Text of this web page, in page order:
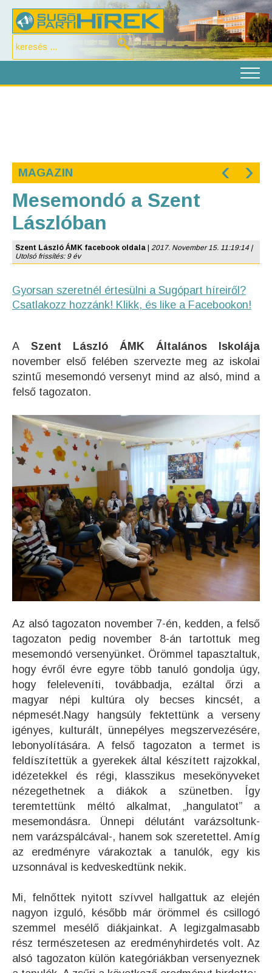
MAGAZIN ‹ ›
Mesemondó a Szent
Lászlóban
Szent László ÁMK facebook oldala
2017. November 15. 11:19:14 |
Utolsó frissítés: 9 év
Gyorsan szeretnél értesülni a Sugópart híreiről?
Csatlakozz hozzánk! Klikk, és like a Facebookon!
A Szent László ÁMK Általános Iskolája
november első felében szervezte meg az iskolai
szintű mesemondó versenyt mind az alsó, mind a
felső tagozaton.
Az alsó tagozaton november 7-én, kedden, a felső
tagozaton pedig november 8-án tartottuk meg
mesemondó versenyünket. Örömmel tapasztaltuk,
hogy évről évre egyre több tanuló gondolja úgy,
hogy feleleveníti, továbbadja, ezáltal őrzi a
magyar népi kultúra oly becses kincsét, a
népmesét.Nagy hangsúly fektettünk a verseny
igényes, kulturált, ünnepélyes megszervezésére,
lebonyolítására. A felső tagozaton a termet is
feldíszítettük a gyerekek által készített rajzokkal,
idézetekkel és régi, klasszikus mesekönyveket
nézegethetnek a diákok a szünetben. Így
teremtettünk méltó alkalmat, „hangulatot” a
mesemondásra. Ünnepi délutánt varázsoltunk-
nem varázspálcával-, hanem sok szeretettel. Amíg
az eredményre várakoztak a tanulók, egy kis
uzsonnával is kedveskedtünk nekik.
Mi, felnőttek nyitott szívvel hallgattuk az elején
nagyon izguló, később már örömmel és csillogó
szemmel mesélő diákjainkat. A legizgalmasabb
rész természetesen az eredményhirdetés volt. Az
alsó tagozaton külön kategóriákban versenyeznek